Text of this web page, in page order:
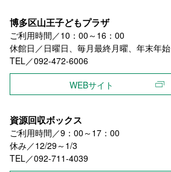
博多区山王子どもプラザ
ご利用時間／10：00～16：00
休館日／日曜日、毎月最終月曜、年末年始
TEL／092-472-6006
WEBサイト
資源回収ボックス
ご利用時間／9：00～17：00
休み／12/29～1/3
TEL／092-711-4039